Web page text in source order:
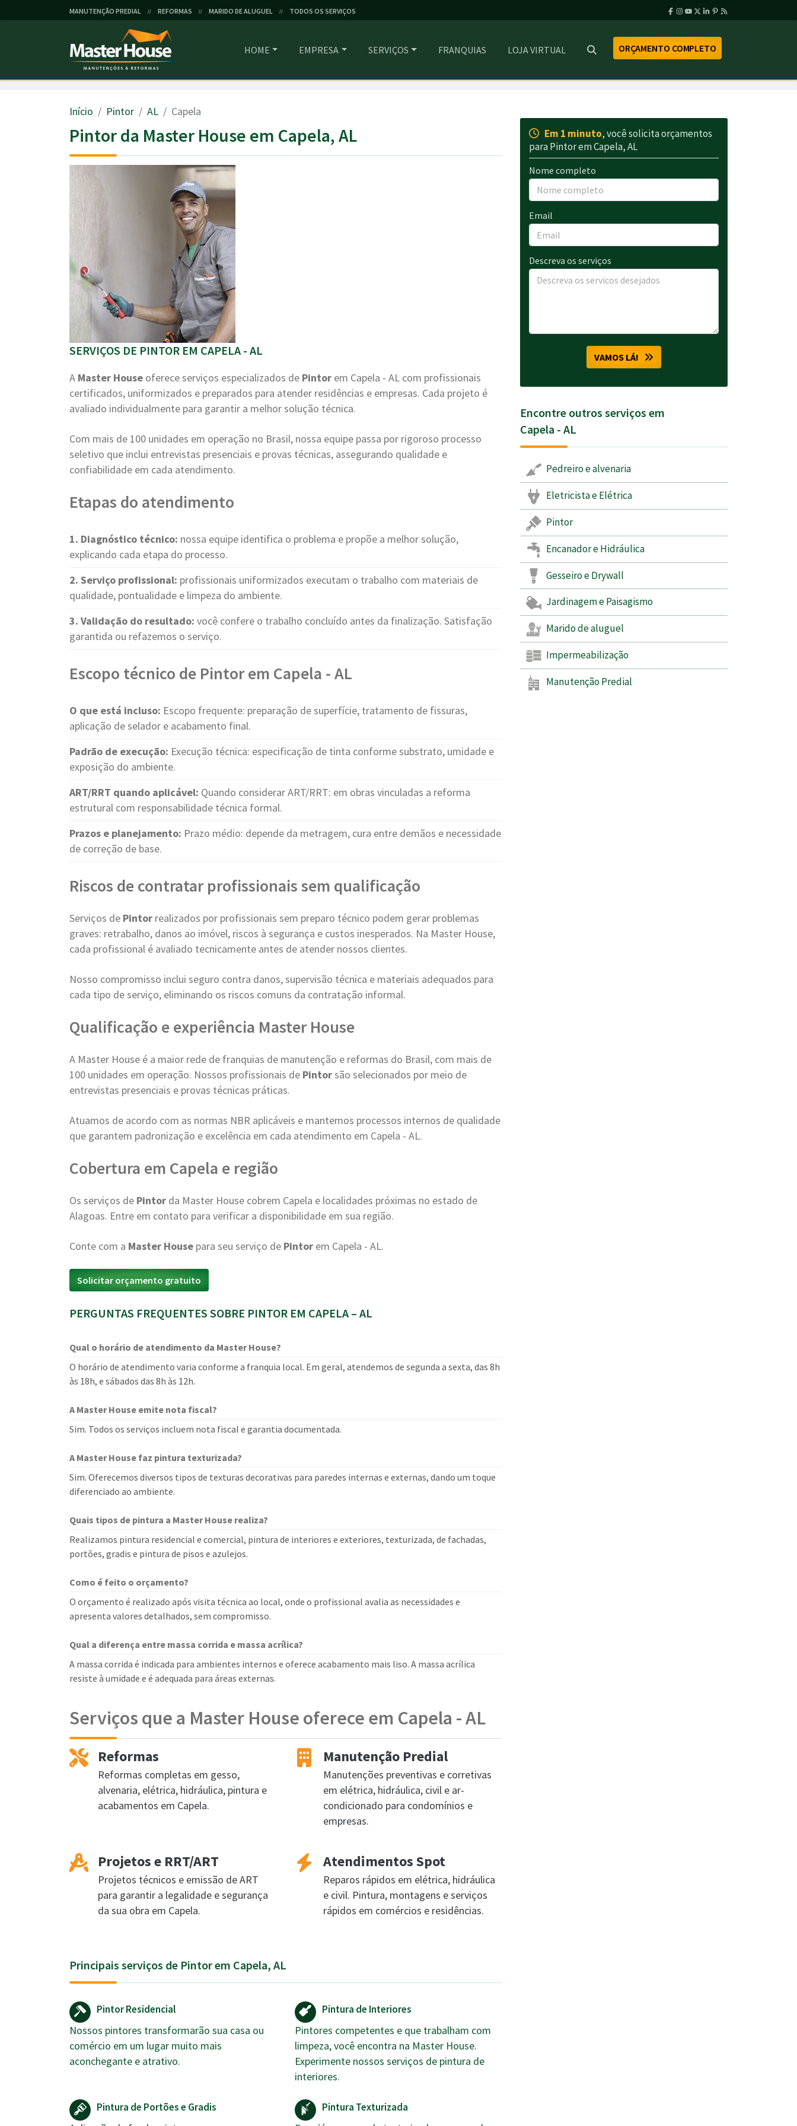
MANUTENÇÃO PREDIAL // REFORMAS // MARIDO DE ALUGUEL // TODOS OS SERVIÇOS
HOME EMPRESA SERVIÇOS FRANQUIAS LOJA VIRTUAL ORÇAMENTO COMPLETO
Início Pintor AL Capela
Pintor da Master House em Capela, AL
SERVIÇOS DE PINTOR EM CAPELA - AL
A Master House oferece serviços especializados de Pintor em Capela - AL com profissionais
certificados, uniformizados e preparados para atender residências e empresas. Cada projeto é
avaliado individualmente para garantir a melhor solução técnica.
Com mais de 100 unidades em operação no Brasil, nossa equipe passa por rigoroso processo
seletivo que inclui entrevistas presenciais e provas técnicas, assegurando qualidade e
confiabilidade em cada atendimento.
Etapas do atendimento
1. Diagnóstico técnico: nossa equipe identifica o problema e propõe a melhor solução,
explicando cada etapa do processo.
2. Serviço profissional: profissionais uniformizados executam o trabalho com materiais de
qualidade, pontualidade e limpeza do ambiente.
3. Validação do resultado: você confere o trabalho concluído antes da finalização. Satisfação
garantida ou refazemos o serviço.
Escopo técnico de Pintor em Capela - AL
O que está incluso: Escopo frequente: preparação de superfície, tratamento de fissuras,
aplicação de selador e acabamento final.
Padrão de execução: Execução técnica: especificação de tinta conforme substrato, umidade e
exposição do ambiente.
ART/RRT quando aplicável: Quando considerar ART/RRT: em obras vinculadas a reforma
estrutural com responsabilidade técnica formal.
Prazos e planejamento: Prazo médio: depende da metragem, cura entre demãos e necessidade
de correção de base.
Riscos de contratar profissionais sem qualificação
Serviços de Pintor realizados por profissionais sem preparo técnico podem gerar problemas
graves: retrabalho, danos ao imóvel, riscos à segurança e custos inesperados. Na Master House,
cada profissional é avaliado tecnicamente antes de atender nossos clientes.
Nosso compromisso inclui seguro contra danos, supervisão técnica e materiais adequados para
cada tipo de serviço, eliminando os riscos comuns da contratação informal.
Qualificação e experiência Master House
A Master House é a maior rede de franquias de manutenção e reformas do Brasil, com mais de
100 unidades em operação. Nossos profissionais de Pintorsão selecionados por meio de
entrevistas presenciais e provas técnicas práticas.
Atuamos de acordo com as normas NBR aplicáveis e mantemos processos internos de qualidade
que garantem padronização e excelência em cada atendimento em Capela - AL.
Cobertura em Capela e região
Os serviços de Pintor da Master House cobrem Capela e localidades próximas no estado de
Alagoas. Entre em contato para verificar a disponibilidade em sua região.
Conte com a Master House para seu serviço de Pintor em Capela - AL.
Solicitar orçamento gratuito
PERGUNTAS FREQUENTES SOBRE PINTOR EM CAPELA – AL
Qual o horário de atendimento da Master House?
O horário de atendimento varia conforme a franquia local. Em geral, atendemos de segunda a sexta, das 8h
às 18h, e sábados das 8h às 12h.
A Master House emite nota fiscal?
Sim. Todos os serviços incluem nota fiscal e garantia documentada.
A Master House faz pintura texturizada?
Sim. Oferecemos diversos tipos de texturas decorativas para paredes internas e externas, dando um toque
diferenciado ao ambiente.
Quais tipos de pintura a Master House realiza?
Realizamos pintura residencial e comercial, pintura de interiores e exteriores, texturizada, de fachadas,
portões, gradis e pintura de pisos e azulejos.
Como é feito o orçamento?
O orçamento é realizado após visita técnica ao local, onde o profissional avalia as necessidades e
apresenta valores detalhados, sem compromisso.
Qual a diferença entre massa corrida e massa acrílica?
A massa corrida é indicada para ambientes internos e oferece acabamento mais liso. A massa acrílica
resiste à umidade e é adequada para áreas externas.
Serviços que a Master House oferece em Capela - AL
Reformas
Reformas completas em gesso,
alvenaria, elétrica, hidráulica, pintura e
acabamentos em Capela.
Manutenção Predial
Manutenções preventivas e corretivas
em elétrica, hidráulica, civil e ar-
condicionado para condomínios e
empresas.
Projetos e RRT/ART
Projetos técnicos e emissão de ART
para garantir a legalidade e segurança
da sua obra em Capela.
Atendimentos Spot
Reparos rápidos em elétrica, hidráulica
e civil. Pintura, montagens e serviços
rápidos em comércios e residências.
Principais serviços de Pintor em Capela, AL
Pintor Residencial
Nossos pintores transformarão sua casa ou
comércio em um lugar muito mais
aconchegante e atrativo.
Pintura de Interiores
Pintores competentes e que trabalham com
limpeza, você encontra na Master House.
Experimente nossos serviços de pintura de
interiores.
Pintura de Portões e Gradis Pintura Texturizada
Em 1 minuto, você solicita orçamentos
para Pintor em Capela, AL
Nome completo
Email
Descreva os serviços
VAMOS LÁ!
Encontre outros serviços em
Capela - AL
Pedreiro e alvenaria
Eletricista e Elétrica
Pintor
Encanador e Hidráulica
Gesseiro e Drywall
Jardinagem e Paisagismo
Marido de aluguel
Impermeabilização
Manutenção Predial